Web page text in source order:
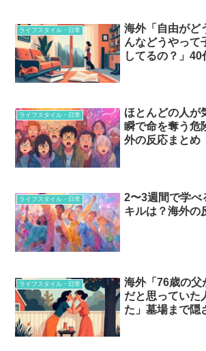
ライフスタイル・日常
海外「自由がど
んなどうやって
してるの？」
ライフスタイル・日常
ほとんどの人が
瞬で命を奪う危
外の反応まとめ
ライフスタイル・日常
2〜3週間で学べ
キルは？海外の
ライフスタイル・日常
海外「76歳の父
だと思っていた
た」墓場まで隠